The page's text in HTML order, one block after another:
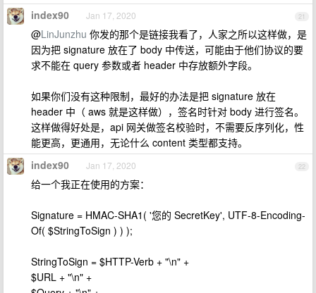
21
index90 Jan 17, 2020
@LinJunzhu 你发的那个是链接我看了，人家之所以这样做，是
因为把 signature 放在了 body 中传送，可能由于他们协议的要
求不能在 query 参数或者 header 中存放额外字段。
如果你们没有这种限制，最好的办法是把 signature 放在
header 中（ aws 就是这样做），签名时针对 body 进行签名。
这样做得好处是，api 网关做签名校验时，不需要反序列化，性
能更高，更通用，无论什么 content 类型都支持。
22
index90 Jan 17, 2020
给一个我正在使用的方案：
Signature = HMAC-SHA1( '您的 SecretKey', UTF-8-Encoding-
Of( $StringToSign ) ) );
StringToSign = $HTTP-Verb + "\n" +
$URL + "\n" +